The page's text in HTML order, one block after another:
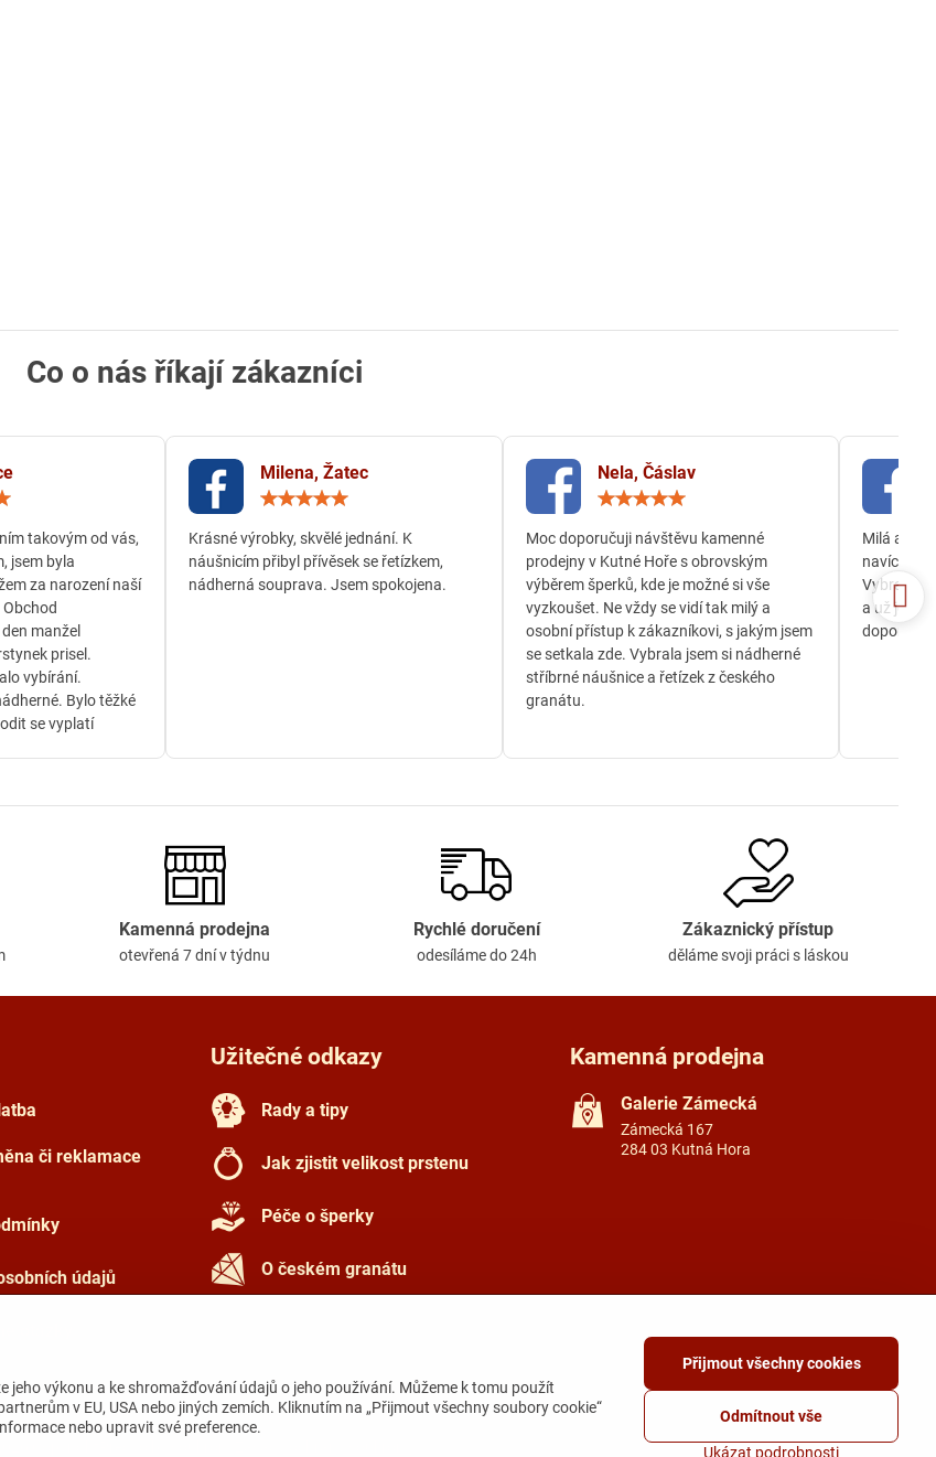
Co o nás říkají zákazníci
/
5
takovým od vás,
jsem byla
za narození naší
manžel
prisel.
vybírání.
Bylo těžké
se vyplatí
Milena, Žatec
/
5
Krásné výrobky, skvělé jednání. K
náušnicím přibyl přívěsek se řetízkem,
nádherná souprava. Jsem spokojena.
Nela, Čáslav
/
5
Moc doporučuji návštěvu kamenné
prodejny v Kutné Hoře s obrovským
výběrem šperků, kde je možné si vše
vyzkoušet. Ne vždy se vidí tak milý a
osobní přístup k zákazníkovi, s jakým jsem
se setkala zde. Vybrala jsem si nádherné
stříbrné náušnice a řetízek z českého
granátu.
Milá a
navíc
Vybrala
a už je
Kamenná prodejna
otevřená 7 dní v týdnu
Rychlé doručení
odesíláme do 24h
Zákaznický přístup
děláme svoji práci s láskou
či reklamace
údajů
Užitečné odkazy
Rady a tipy
Jak zjistit velikost prstenu
Péče o šperky
O českém granátu
Kamenná prodejna
Galerie Zámecká
Zámecká 167
284 03 Kutná Hora
výkonu a ke shromažďování údajů o jeho používání. Můžeme k tomu použít
v EU, USA nebo jiných zemích. Kliknutím na „Přijmout všechny soubory cookie“
nebo upravit své preference.
Ukázat podrobnosti
Přijmout všechny cookies
Odmítnout vše